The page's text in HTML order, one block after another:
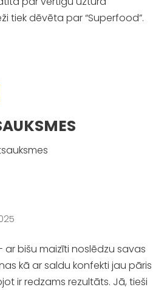
tiek dēvēta par “Superfood”.
ar bišu maizīti noslēdzu savas
kā ar saldu konfekti jau pāris
ir redzams rezultāts. Jā, tieši